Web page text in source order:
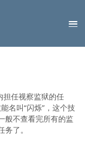
担任视察监狱的任
名叫“闪烁”，这个技
般不查看完所有的监
了。